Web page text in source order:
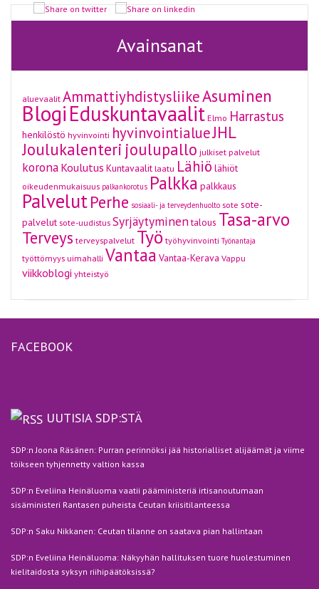
Avainsanat
aluevaalitAmmattiyhdistysliikeAsuminen
BlogiEduskuntavaalitElmo Harrastus
henkilöstö hyvinvointi hyvinvointialueJHL
Joulukalenteri joulupallo julkiset palvelut
korona Koulutus Kuntavaalitlaatu Lähiö lähiöt
oikeudenmukaisuus palkankorotus Palkka palkkaus
PalvelutPerhe sosiaali- ja terveydenhuolto sote sote-
palvelut sote-uudistusSyrjäytyminentalous Tasa-arvo
Terveys terveyspalvelut Työtyöhyvinvointi Työnantaja
työttömyysuimahalliVantaa Vantaa-Kerava Vappu
viikkoblogi yhteistyö
FACEBOOK
UUTISIA SDP:STÄ
SDP:n Joona Räsänen: Purran perinnöksi jää historialliset alijäämät ja viime
töikseen tyhjennetty valtion kassa
SDP:n Eveliina Heinäluoma vaatii pääministeriä irtisanoutumaan
sisäministeri Rantasen puheista Ceutan kriisitilanteessa
SDP:n Saku Nikkanen: Ceutan tilanne on saatava pian hallintaan
SDP:n Eveliina Heinäluoma: Näkyyhän hallituksen tuore huolestuminen
kielitaidosta syksyn riihipäätöksissä?